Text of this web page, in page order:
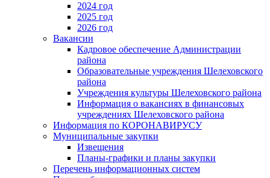
2024 год
2025 год
2026 год
Вакансии
Кадровое обеспечение Администрации
района
Образовательные учреждения Шелеховского
района
Учреждения культуры Шелеховского района
Информация о вакансиях в финансовых
учреждениях Шелеховского района
Информация по КОРОНАВИРУСУ
Муниципальные закупки
Извещения
Планы-графики и планы закупки
Перечень информационных систем